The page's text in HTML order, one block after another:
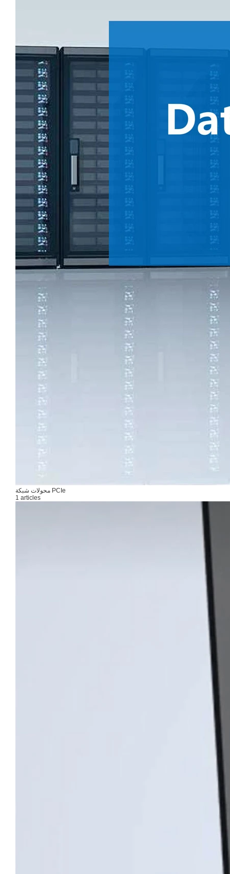
محولات شبكة PCIe
1 articles